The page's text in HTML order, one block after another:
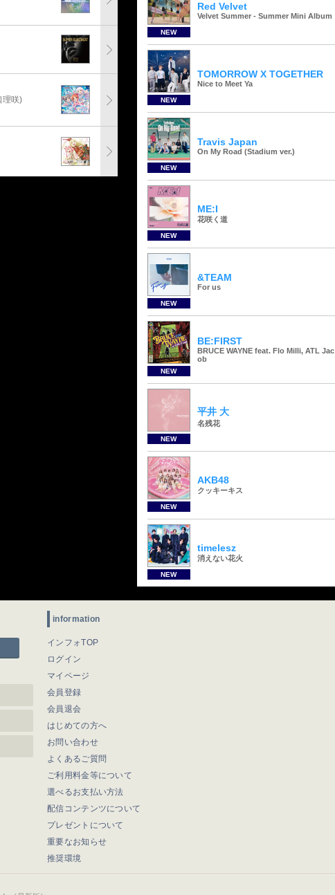
理咲)
NEW
Red Velvet
Velvet Summer - Summer Mini Album
NEW
TOMORROW X TOGETHER
Nice to Meet Ya
NEW
Travis Japan
On My Road (Stadium ver.)
NEW
ME:I
花咲く道
NEW
&TEAM
For us
NEW
BE:FIRST
BRUCE WAYNE feat. Flo Milli, ATL Jac
ob
NEW
平井 大
名残花
NEW
AKB48
クッキーキス
NEW
timelesz
消えない花火
information
インフォTOP
ログイン
マイページ
会員登録
会員退会
はじめての方へ
お問い合わせ
よくあるご質問
ご利用料金等について
選べるお支払い方法
配信コンテンツについて
プレゼントについて
重要なお知らせ
推奨環境